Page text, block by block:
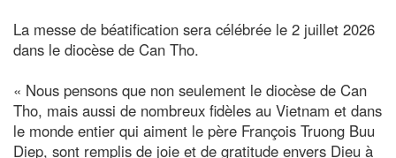
La messe de béatification sera célébrée le 2 juillet 2026
dans le diocèse de Can Tho.
« Nous pensons que non seulement le diocèse de Can
Tho, mais aussi de nombreux fidèles au Vietnam et dans
le monde entier qui aiment le père François Truong Buu
Diep, sont remplis de joie et de gratitude envers Dieu à